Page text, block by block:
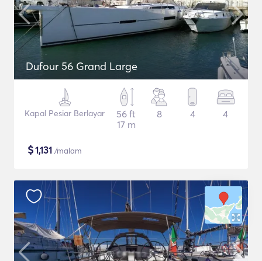
Dufour 56 Grand Large
Kapal Pesiar Berlayar
56 ft
17 m
8 4 4
$1,131 /malam